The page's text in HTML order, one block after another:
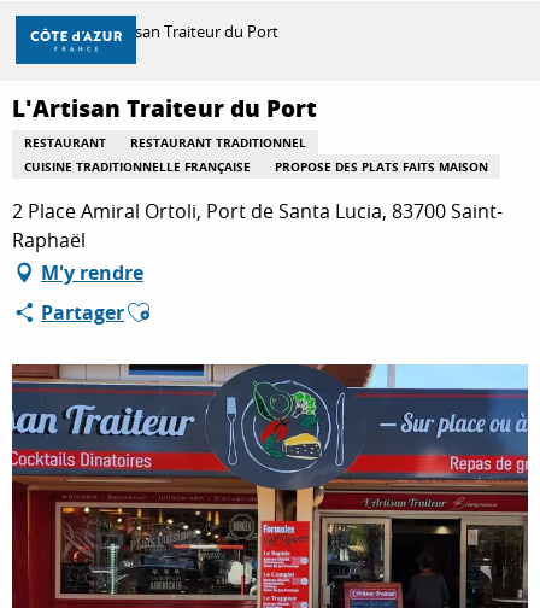
Aller
contenu
principal
DÉCOUVRIR
À FAIRE
SÉJOURNER
Accueil L'Artisan Traiteur du Port
L'Artisan Traiteur du Port
RESTAURANT
RESTAURANT TRADITIONNEL
CUISINE TRADITIONNELLE FRANÇAISE
PROPOSE DES PLATS FAITS MAISON
2 Place Amiral Ortoli, Port de Santa Lucia, 83700 Saint-
Raphaël
M'y rendre
PartagerAjouter aux favoris